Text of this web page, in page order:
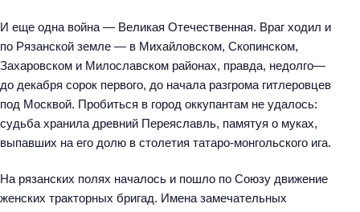
И еще одна война — Великая Отечественная. Враг ходил и
по Рязанской земле — в Михайловском, Скопинском,
Захаровском и Милославском районах, правда, недолго—
до декабря сорок первого, до начала разгрома гитлеровцев
под Москвой. Пробиться в город оккупантам не удалось:
судьба хранила древний Переяславль, памятуя о муках,
выпавших на его долю в столетия татаро-монгольского ига.
На рязанских полях началось и пошло по Союзу движение
женских тракторных бригад. Имена замечательных